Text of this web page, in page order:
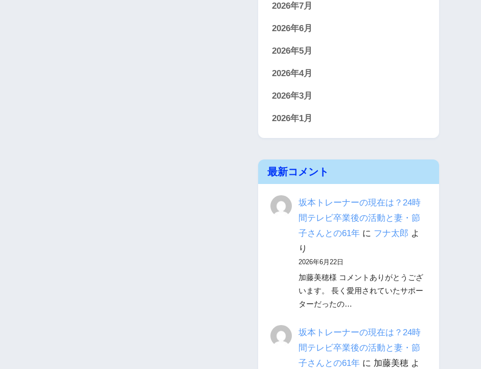
2026年7月
2026年6月
2026年5月
2026年4月
2026年3月
2026年1月
最新コメント
坂本トレーナーの現在は？24時
間テレビ卒業後の活動と妻・節
子さんとの61年に フナ太郎 よ
り
2026年6月22日
加藤美穂様 コメントありがとうござ
います。 長く愛用されていたサポー
ターだったの…
坂本トレーナーの現在は？24時
間テレビ卒業後の活動と妻・節
子さんとの61年に 加藤美穂よ